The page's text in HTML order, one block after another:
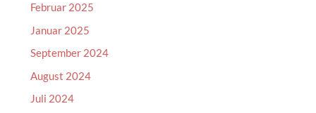
Februar 2025
Januar 2025
September 2024
August 2024
Juli 2024